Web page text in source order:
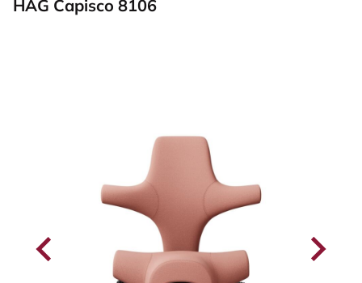
HÅG Capisco 8106